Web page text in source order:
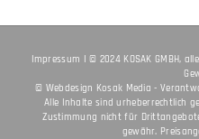
Impressum I © 2024 KOSAK GMBH,
© Webdesign Kosak Media -
Alle Inhalte sind urheberrechtlich
Zustimmung nicht für
gewähr.